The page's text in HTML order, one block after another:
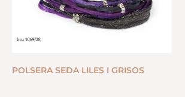
POLSERA SEDA LILES I GRISOS